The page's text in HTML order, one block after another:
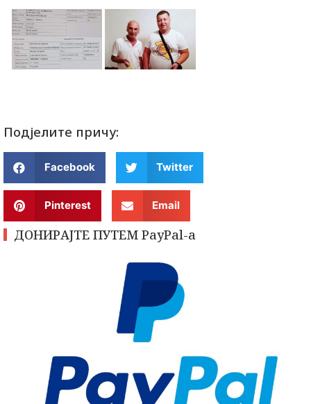
Подјелите причу:
Facebook Twitter
Pinterest Email
ДОНИРАЈТЕ ПУТЕМ PayPal-a